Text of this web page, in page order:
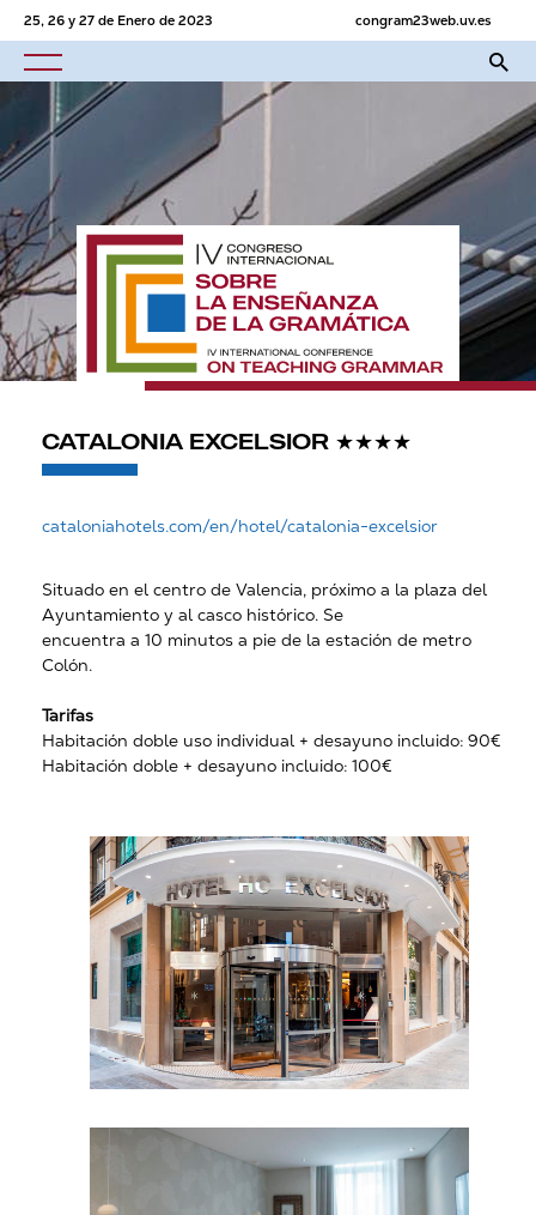
25, 26 y 27 de Enero de 2023 congram23web.uv.es
CATALONIA EXCELSIOR ★★★★
cataloniahotels.com/en/hotel/catalonia-excelsior
Situado en el centro de Valencia, próximo a la plaza del
Ayuntamiento y al casco histórico. Se
encuentra a 10 minutos a pie de la estación de metro
Colón.
Tarifas
Habitación doble uso individual + desayuno incluido: 90€
Habitación doble + desayuno incluido: 100€